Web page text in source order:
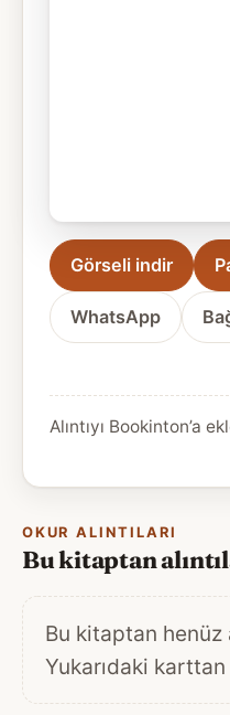
Görseli indir
WhatsApp
Alıntıyı Bookinton’a
OKUR ALINTILARI
Bu kitaptan
Bu kitaptan henüz
Yukarıdaki karttan